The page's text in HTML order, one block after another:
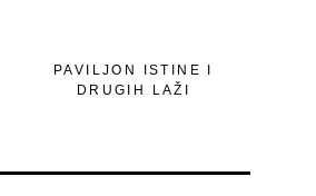
PAVILJON ISTINE I
DRUGIH LAŽI